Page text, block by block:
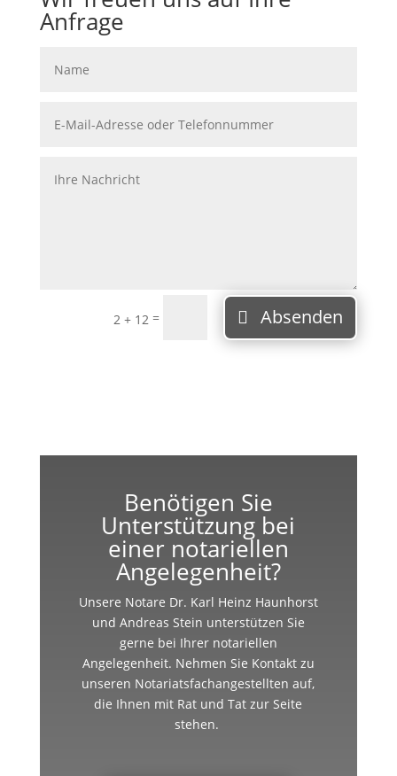
Anfrage
2 + 12 = Absenden
Benötigen Sie
Unterstützung bei
einer notariellen
Angelegenheit?
Unsere Notare Dr. Karl Heinz Haunhorst
und Andreas Stein unterstützen Sie
gerne bei Ihrer notariellen
Angelegenheit. Nehmen Sie Kontakt zu
unseren Notariatsfachangestellten auf,
die Ihnen mit Rat und Tat zur Seite
stehen.